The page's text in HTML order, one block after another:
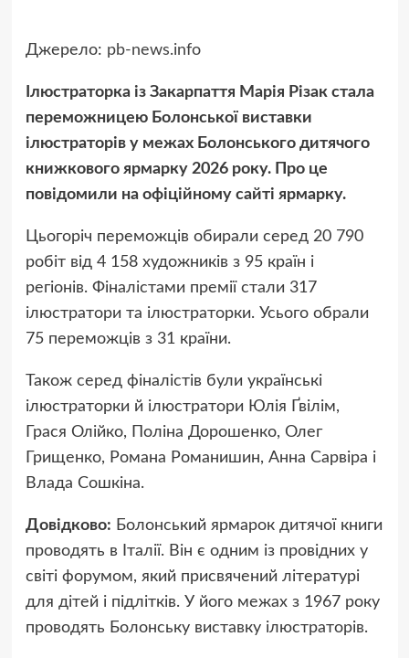
Джерело: pb-news.info
Ілюстраторка із Закарпаття Марія Різак стала
переможницею Болонської виставки
ілюстраторів у межах Болонського дитячого
книжкового ярмарку 2026 року. Про це
повідомили на офіційному сайті ярмарку.
Цьогоріч переможців обирали серед 20 790
робіт від 4 158 художників з 95 країн і
регіонів. Фіналістами премії стали 317
ілюстратори та ілюстраторки. Усього обрали
75 переможців з 31 країни.
Також серед фіналістів були українські
ілюстраторки й ілюстратори Юлія Ґвілім,
Грася Олійко, Поліна Дорошенко, Олег
Грищенко, Романа Романишин, Анна Сарвіра і
Влада Сошкіна.
Довідково: Болонський ярмарок дитячої книги
проводять в Італії. Він є одним із провідних у
світі форумом, який присвячений літературі
для дітей і підлітків. У його межах з 1967 року
проводять Болонську виставку ілюстраторів.